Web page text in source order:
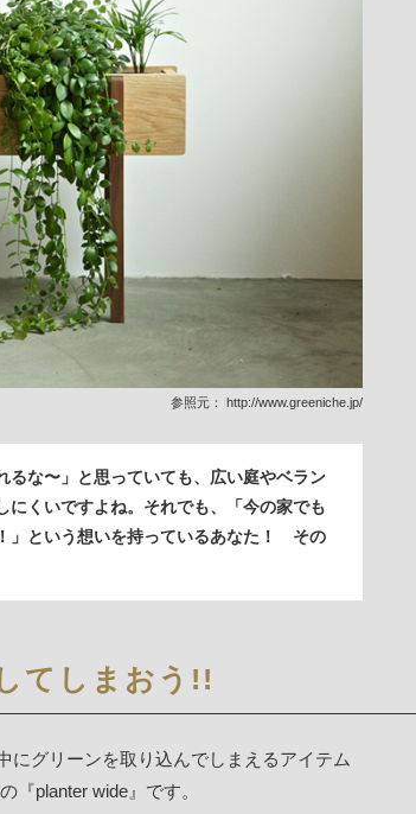
参照元： http://www.greeniche.jp/
るな〜」と思っていても、広い庭やベラン
にくいですよね。それでも、「今の家でも
」という想いを持っているあなた！ その
てしまおう!!
にグリーンを取り込んでしまえるアイテム
『planter wide』です。